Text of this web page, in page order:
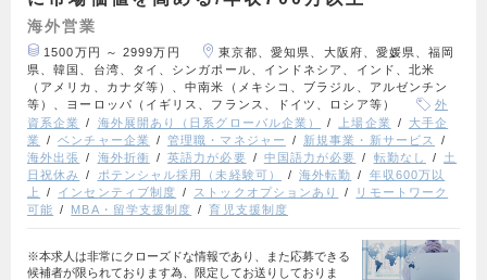
海外営業
1500万円 ～ 2999万円
東京都、愛知県、大阪府、愛媛県、福岡
県、韓国、台湾、タイ、シンガポール、インドネシア、インド、北米
（アメリカ、カナダ等）、中南米（メキシコ、ブラジル、アルゼンチン
等）、ヨーロッパ（イギリス、フランス、ドイツ、ロシア等）
外
資系企業
海外展開あり（日系グローバル企業） 上場企業
大手企
業
ベンチャー企業 管理職・マネジャー
新規事業・新サービス
海外出張
海外折衝 英語力が必要 中国語力が必要 転勤なし
土
日祝休み
ポテンシャル採用（未経験可） 海外転勤
年収600万以
上
インセンティブ制度 ストックオプションあり
リモートワーク
可能
MBA・留学支援制度 育児支援制度
※本求人は非常にクローズドな情報であり、また応募できる
候補者が限られております為、限定してお送りしておりま